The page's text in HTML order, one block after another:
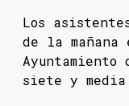
Los
de la
siete y